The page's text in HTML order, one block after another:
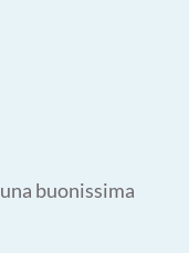
buonissima